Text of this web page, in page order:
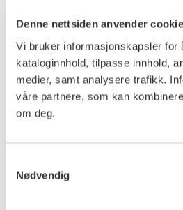
Denne nettsiden anvender
Vi bruker informasjonskapsler for
kataloginnhold, tilpasse innhold,
medier, samt analysere trafikk.
våre partnere, som kan
om deg.
Nødvendig
LITTERATUR: Øivind Storm
Even”,
Even
til Åsgårdstrand